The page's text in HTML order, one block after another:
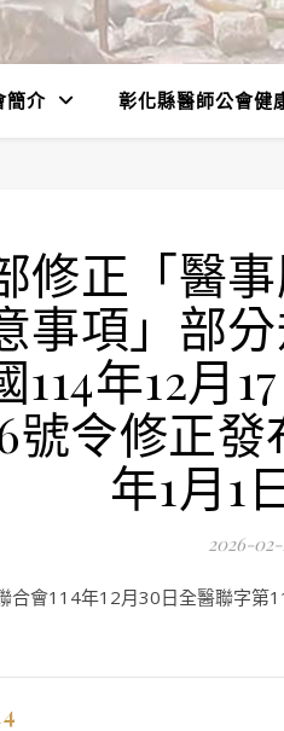
簡介 彰化縣醫師公會健
修正「醫
事項」部
114年12月
號令修正
年1月1
2026-02-
合會114年12月30日全醫聯字第